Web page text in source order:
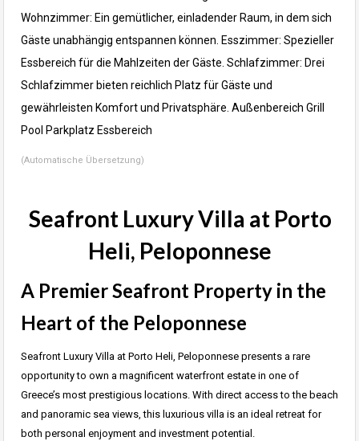
Wohnzimmer: Ein gemütlicher, einladender Raum, in dem sich
Gäste unabhängig entspannen können. Esszimmer: Spezieller
Essbereich für die Mahlzeiten der Gäste. Schlafzimmer: Drei
Schlafzimmer bieten reichlich Platz für Gäste und
gewährleisten Komfort und Privatsphäre. Außenbereich Grill
Pool Parkplatz Essbereich
(Automatische Übersetzung)
Seafront Luxury Villa at Porto
Heli, Peloponnese
A Premier Seafront Property in the
Heart of the Peloponnese
Seafront Luxury Villa at Porto Heli, Peloponnese presents a rare
opportunity to own a magnificent waterfront estate in one of
Greece’s most prestigious locations. With direct access to the beach
and panoramic sea views, this luxurious villa is an ideal retreat for
both personal enjoyment and investment potential.